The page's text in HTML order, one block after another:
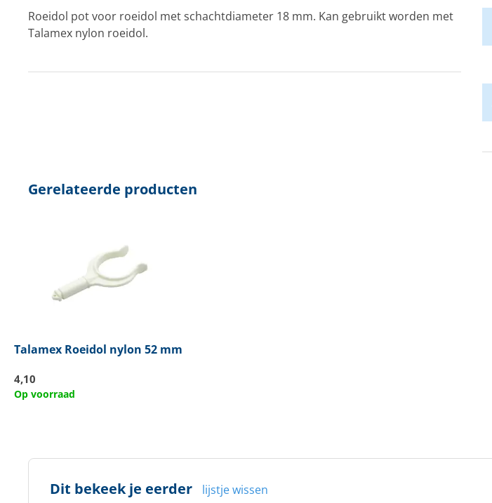
Roeidol pot voor roeidol met schachtdiameter 18 mm. Kan gebruikt worden met
Talamex nylon roeidol.
Gerelateerde producten
TalamexRoeidol nylon 52 mm
4,10
Op voorraad
Dit bekeek je eerder lijstje wissen